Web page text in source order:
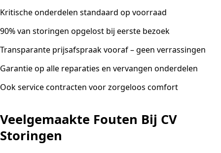
Kritische onderdelen standaard op voorraad
90% van storingen opgelost bij eerste bezoek
Transparante prijsafspraak vooraf – geen verrassingen
Garantie op alle reparaties en vervangen onderdelen
Ook service contracten voor zorgeloos comfort
Veelgemaakte Fouten Bij CV
Storingen